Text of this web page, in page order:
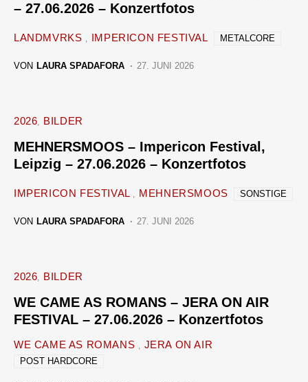
– 27.06.2026 – Konzertfotos
LANDMVRKS IMPERICON FESTIVAL METALCORE
VON LAURA SPADAFORA 27. JUNI 2026
2026 BILDER
MEHNERSMOOS – Impericon Festival,
Leipzig – 27.06.2026 – Konzertfotos
IMPERICON FESTIVAL MEHNERSMOOS SONSTIGE
VON LAURA SPADAFORA 27. JUNI 2026
2026 BILDER
WE CAME AS ROMANS – JERA ON AIR
FESTIVAL – 27.06.2026 – Konzertfotos
WE CAME AS ROMANS JERA ON AIR
POST HARDCORE